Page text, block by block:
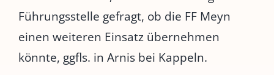
Führungsstelle gefragt, ob die FF Meyn
einen weiteren Einsatz übernehmen
könnte, ggfls. in Arnis bei Kappeln.